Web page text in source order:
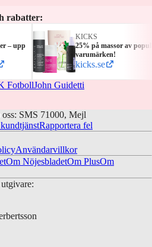
rabatter:
– upp
KICKS
25% på massor av
varumärken!
kicks.se
FotbollJohn Guidetti
oss: SMS 71000, Mejl
Rapportera fel
Användarvillkor
Om NöjesbladetOm PlusOm